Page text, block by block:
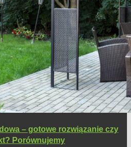
– gotowe rozwiązanie czy
Porównujemy